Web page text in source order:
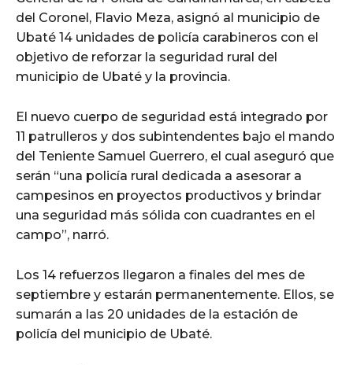
del Coronel, Flavio Meza, asignó al municipio de
Ubaté 14 unidades de policía carabineros con el
objetivo de reforzar la seguridad rural del
municipio de Ubaté y la provincia.
El nuevo cuerpo de seguridad está integrado por
11 patrulleros y dos subintendentes bajo el mando
del Teniente Samuel Guerrero, el cual aseguró que
serán “una policía rural dedicada a asesorar a
campesinos en proyectos productivos y brindar
una seguridad más sólida con cuadrantes en el
campo”, narró.
Los 14 refuerzos llegaron a finales del mes de
septiembre y estarán permanentemente. Ellos, se
sumarán a las 20 unidades de la estación de
policía del municipio de Ubaté.